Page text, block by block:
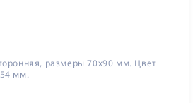
размеры 70х90 мм. Цвет
мм.